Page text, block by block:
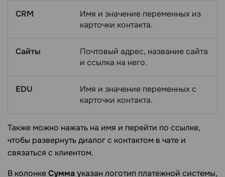
CRM
Имя и значение переменных из
карточки контакта.
Сайты
Почтовый адрес, название сайта
и ссылка на него.
EDU
Имя и значение переменных с
карточки контакта.
Также можно нажать на имя и перейти по ссылке,
чтобы развернуть диалог с контактом в чате и
связаться с клиентом.
В колонкеСумма указан логотип платежной системы,